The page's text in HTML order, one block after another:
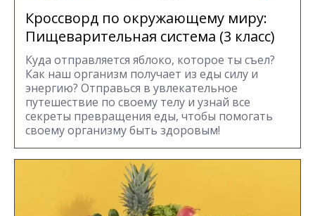
Кроссворд по окружающему миру:
Пищеварительная система (3 класс)
Куда отправляется яблоко, которое ты съел?
Как наш организм получает из еды силу и
энергию? Отправься в увлекательное
путешествие по своему телу и узнай все
секреты превращения еды, чтобы помогать
своему организму быть здоровым!